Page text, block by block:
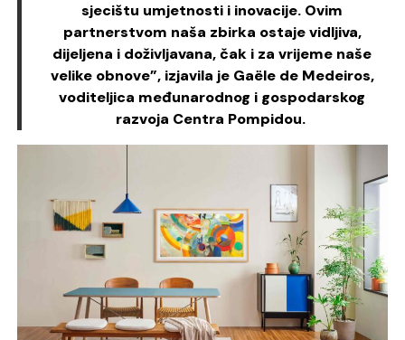
sjecištu umjetnosti i inovacije. Ovim
partnerstvom naša zbirka ostaje vidljiva,
dijeljena i doživljavana, čak i za vrijeme naše
velike obnove”, izjavila je Gaële de Medeiros,
voditeljica međunarodnog i gospodarskog
razvoja Centra Pompidou.